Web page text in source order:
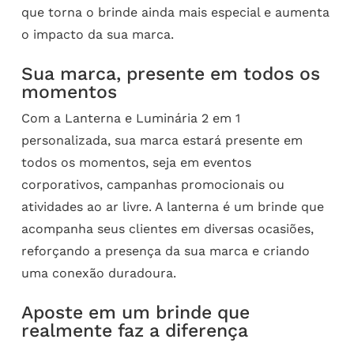
que torna o brinde ainda mais especial e aumenta
o impacto da sua marca.
Sua marca, presente em todos os
momentos
Com a Lanterna e Luminária 2 em 1
personalizada, sua marca estará presente em
todos os momentos, seja em eventos
corporativos, campanhas promocionais ou
atividades ao ar livre. A lanterna é um brinde que
acompanha seus clientes em diversas ocasiões,
reforçando a presença da sua marca e criando
uma conexão duradoura.
Aposte em um brinde que
realmente faz a diferença